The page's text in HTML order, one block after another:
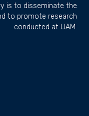
is to disseminate the
to promote research
conducted at UAM.